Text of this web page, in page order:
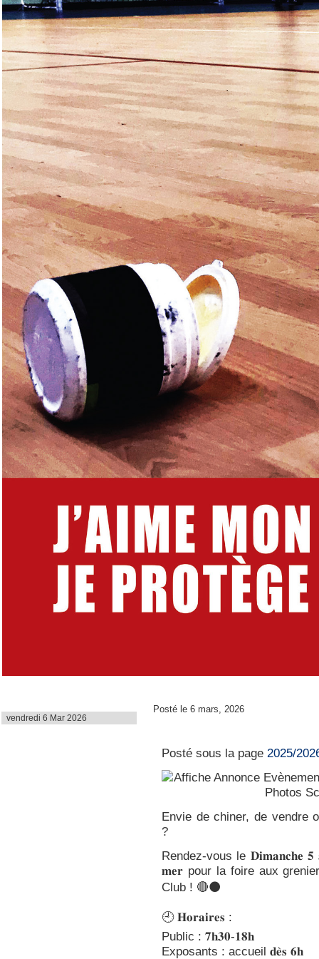
vendredi 6 Mar 2026
Posté le 6 mars, 2026
Posté sous la page 2025/
Envie de chiner, de vendre
?
Rendez-vous le 𝐃𝐢𝐦𝐚𝐧𝐜𝐡𝐞 𝟓
𝐦𝐞𝐫 pour la foire aux
Club ! 🔴⚫️
🕘 𝐇𝐨𝐫𝐚𝐢𝐫𝐞𝐬 :
Public : 𝟕𝐡𝟑𝟎-𝟏𝟖𝐡
Exposants : accueil 𝐝𝐞̀𝐬 𝟔𝐡